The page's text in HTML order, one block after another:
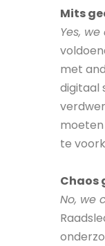
Mits
Yes,
met
digitaal
te
Chaos
No, we